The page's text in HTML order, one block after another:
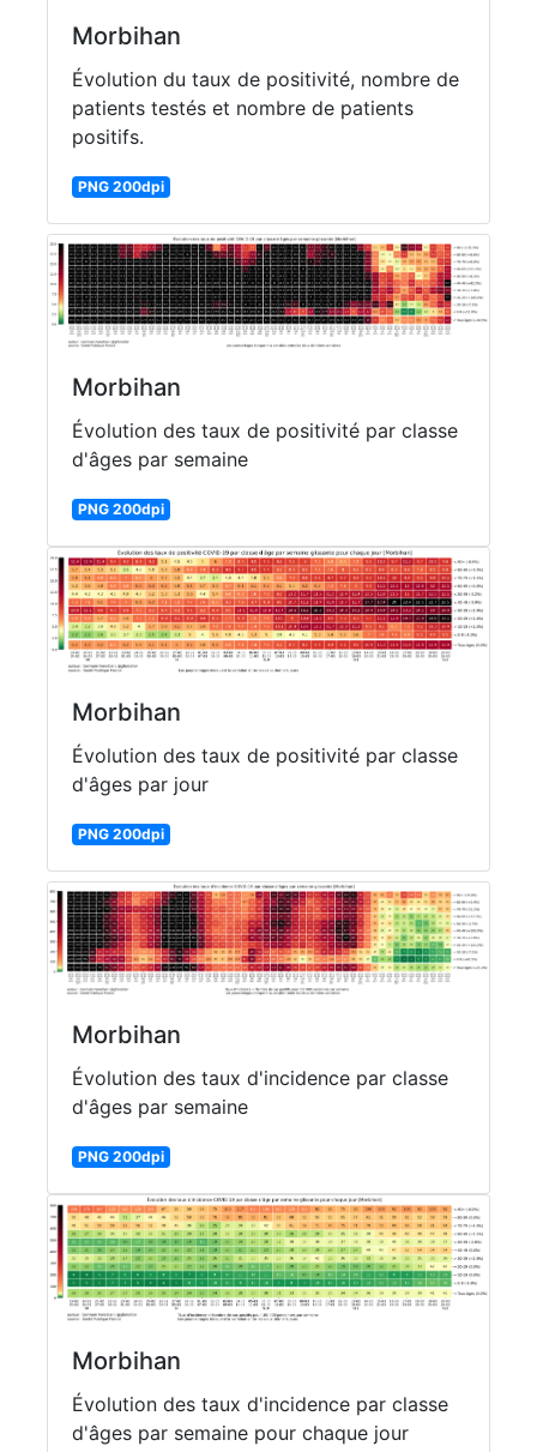
Morbihan
Évolution du taux de positivité, nombre de
patients testés et nombre de patients
positifs.
PNG 200dpi
Morbihan
Évolution des taux de positivité par classe
d'âges par semaine
PNG 200dpi
Morbihan
Évolution des taux de positivité par classe
d'âges par jour
PNG 200dpi
Morbihan
Évolution des taux d'incidence par classe
d'âges par semaine
PNG 200dpi
Morbihan
Évolution des taux d'incidence par classe
d'âges par semaine pour chaque jour